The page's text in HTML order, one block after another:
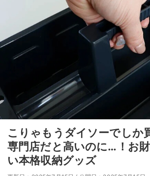
こりゃもうダイソーでしか
専門店だと高いのに…！お
い本格収納グッズ